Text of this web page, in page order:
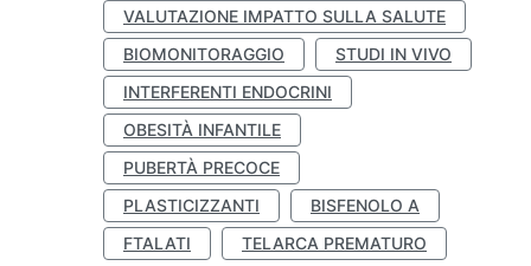
VALUTAZIONE IMPATTO SULLA SALUTE
BIOMONITORAGGIO
STUDI IN VIVO
INTERFERENTI ENDOCRINI
OBESITÀ INFANTILE
PUBERTÀ PRECOCE
PLASTICIZZANTI
BISFENOLO A
FTALATI
TELARCA PREMATURO